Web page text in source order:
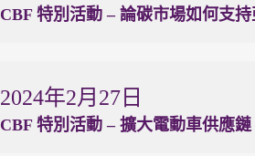
CBF 特別活動 – 論碳市場如何支
2024年2月27日
CBF 特別活動 – 擴大電動車供應鏈